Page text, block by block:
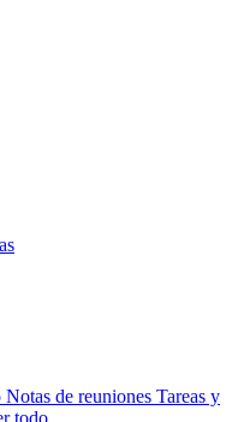
Notas de reuniones Tareas y
todo